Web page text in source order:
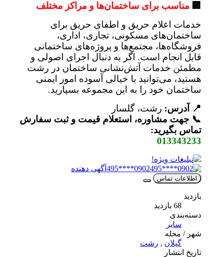
مناسب برای ساختمان‌ها و مراکز مختلف
خدمات اعلام حریق و اطفای حریق برای
ساختمان‌های مسکونی، تجاری، اداری،
فروشگاه‌ها، مجتمع‌ها و پروژه‌های ساختمانی
قابل انجام است. اگر به دنبال اجرای اصولی و
مطمئن خدمات آتش‌نشانی ساختمان در رشت
هستید، می‌توانید با خیالی آسوده امور ایمنی
ساختمان خود را به این مجموعه بسپارید.
📍 آدرس:رشت، گلسار
📞 جهت مشاوره، استعلام قیمت و ثبت سفارش
تماس بگیرید:
013343233
0902****495 آگهی دهنده
اطلاعات تماس
دسته‌بندی
شهر / محله
,رشت
تاریخ انتشار